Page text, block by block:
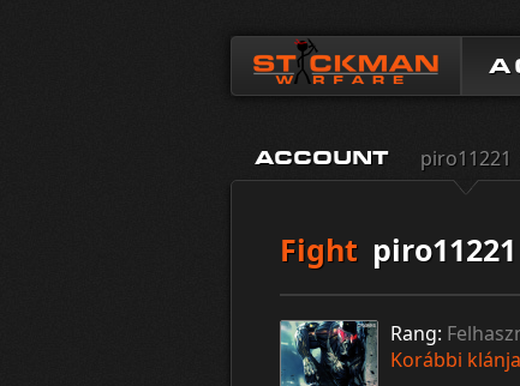
ACCOUNT piro11221
Fight piro11221
Rang:
Korábbi